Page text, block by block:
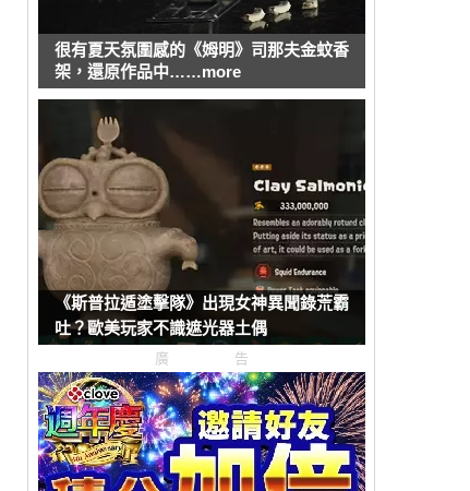
很有夏天氛圍感的《姆明》司那夫金蚊香
架，還原作品中……more
《斯普拉遁塗擊隊》出現女神異聞錄荒霸
吐？歐美玩家不識遮光器土偶
廣告